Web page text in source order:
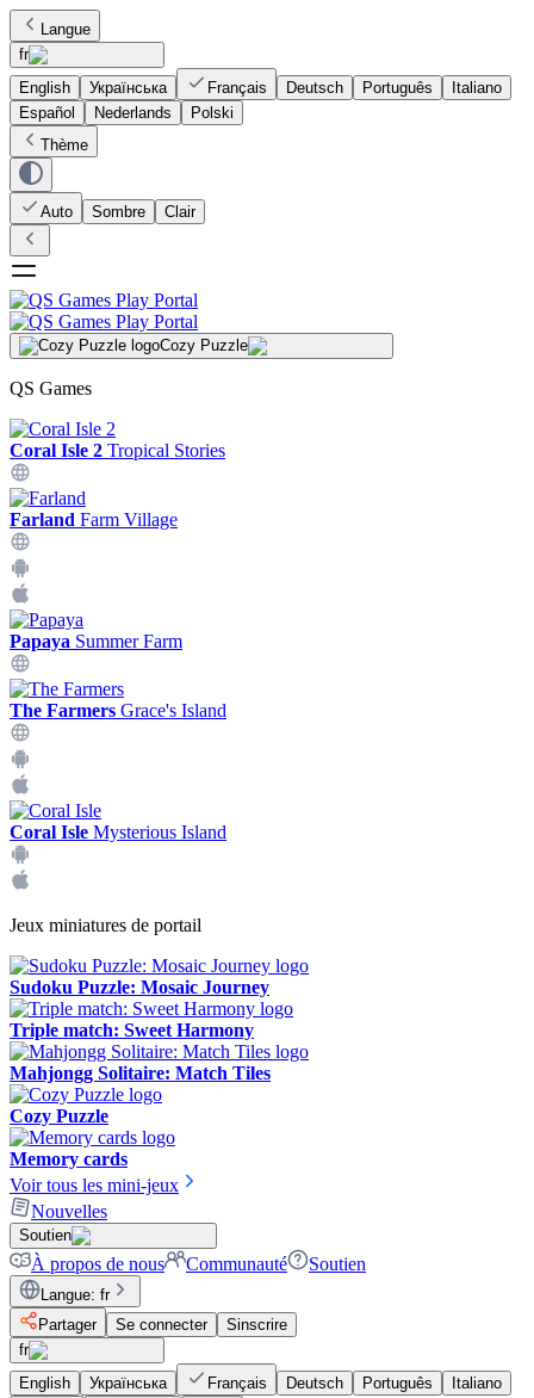
Langue
fr
English
Українська Français Deutsch Português
Italiano
Español
Nederlands
Polski
Thème
Auto Sombre Clair
Cozy Puzzle
QS Games
Coral Isle 2 Tropical Stories
Farland Farm Village
Papaya Summer Farm
The Farmers Grace's Island
Coral Isle Mysterious Island
Jeux miniatures de portail
Sudoku Puzzle: Mosaic Journey
Triple match: Sweet Harmony
Mahjongg Solitaire: Match Tiles
Cozy Puzzle
Memory cards
Voir tous les mini-jeux
Nouvelles
Soutien
À propos de nous Communauté Soutien
Langue: fr
Partager
Se connecter
Sinscrire
fr
English
Українська Français Deutsch Português
Italiano